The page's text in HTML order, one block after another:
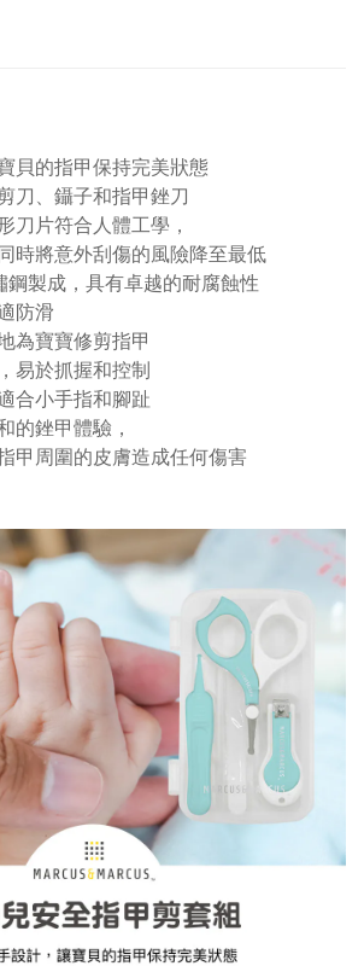
貝的指甲保持完美狀態
刀、鑷子和指甲銼刀
刀片符合人體工學，
時將意外刮傷的風險降至最低
製成，具有卓越的耐腐蝕性
防滑
為寶寶修剪指甲
易於抓握和控制
合小手指和腳趾
的銼甲體驗，
甲周圍的皮膚造成任何傷害